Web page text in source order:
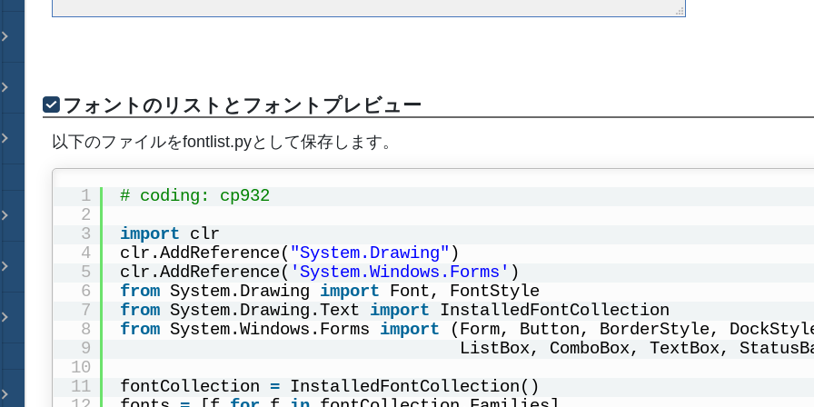
フォントのリストとフォントプレビュー
以下のファイルをfontlist.pyとして保存します。
1
2
3
4
5
6
7
8
9
10
11
# coding: cp932
import clr
clr.AddReference( "System.Drawing" )
clr.AddReference( 'System.Windows.Forms' )
from System.Drawing import Font, FontStyle
from System.Drawing.Text import InstalledFontCollection
from System.Windows.Forms import
(Form, Button, BorderStyle,
ListBox, ComboBox, TextBox,
fontCollection = InstalledFontCollection()